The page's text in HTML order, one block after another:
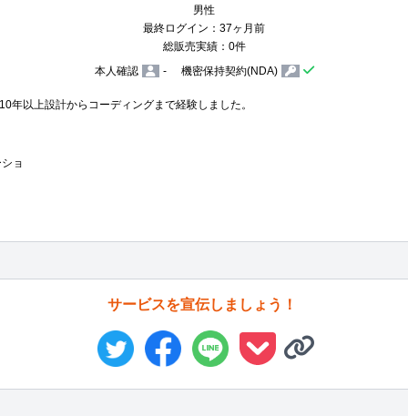
男性
最終ログイン：37ヶ月前
総販売実績：0件
本人確認
- 機密保持契約(NDA)
年以上設計からコーディングまで経験しました。
ョ
サービスを宣伝しましょう！